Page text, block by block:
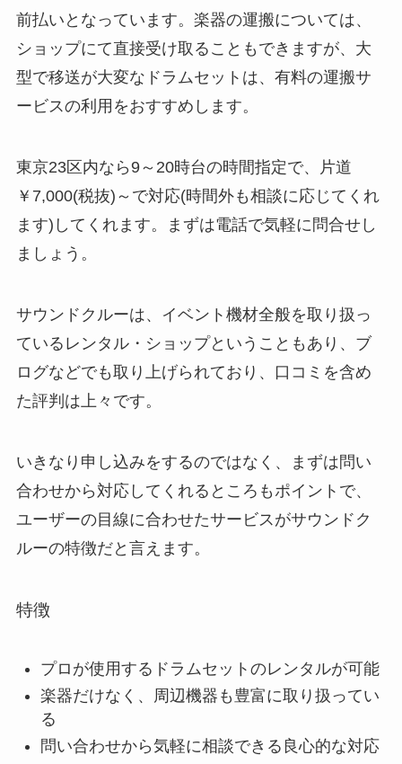
前払いとなっています。楽器の運搬については、
ショップにて直接受け取ることもできますが、大
型で移送が大変なドラムセットは、有料の運搬サ
ービスの利用をおすすめします。
東京23区内なら9～20時台の時間指定で、片道
￥7,000(税抜)～で対応(時間外も相談に応じてくれ
ます)してくれます。まずは電話で気軽に問合せし
ましょう。
サウンドクルーは、イベント機材全般を取り扱っ
ているレンタル・ショップということもあり、ブ
ログなどでも取り上げられており、口コミを含め
た評判は上々です。
いきなり申し込みをするのではなく、まずは問い
合わせから対応してくれるところもポイントで、
ユーザーの目線に合わせたサービスがサウンドク
ルーの特徴だと言えます。
特徴
プロが使用するドラムセットのレンタルが可能
楽器だけなく、周辺機器も豊富に取り扱ってい
る
問い合わせから気軽に相談できる良心的な対応